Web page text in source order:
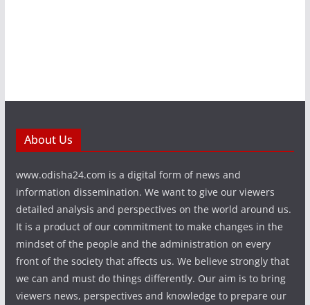
About Us
www.odisha24.com is a digital form of news and
information dissemination. We want to give our viewers
detailed analysis and perspectives on the world around us.
It is a product of our commitment to make changes in the
mindset of the people and the administration on every
front of the society that affects us. We believe strongly that
we can and must do things differently. Our aim is to bring
viewers news, perspectives and knowledge to prepare our